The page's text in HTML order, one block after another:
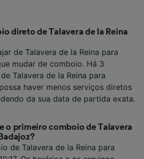
direto de Talavera de la Reina
de Talavera de la Reina para
mudar de comboio. Há 3
Talavera de la Reina para
haver menos serviços diretos
da sua data de partida exata.
o primeiro comboio de Talavera
de Talavera de la Reina para